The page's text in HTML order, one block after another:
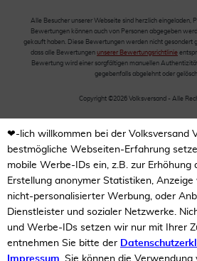
Alle Besucher unserer Webseite sind herzlich eingeladen,
Bewertungen können auch von Personen abgegeben
gekauft haben. Diese Bewertungen werden nicht gesondert
dass alle Bewertungen unserer Bewertungsrichtlinie
Bewertung wird einer sorgfältigen manuellen
gegebenfalls abgelehnt oder
Copyright ©2026 Volksversand - Alle
❤-lich willkommen bei der Volksversand
bestmögliche Webseiten-Erfahrung
mobile Werbe-IDs ein, z.B. zur Erhöhung
Erstellung anonymer Statistiken,
nicht-personalisierter Werbung, oder
Dienstleister und sozialer Netzwerke.
und Werbe-IDs setzen wir nur mit Ihrer
entnehmen Sie bitte der
Impressum . Sie können die Verwendung